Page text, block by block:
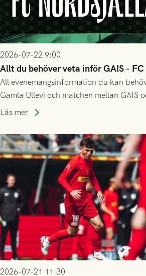
2026-07-22 9:00
Allt du behöver veta inför GAIS -
All evenemangsinformation du kan
Gamla Ullevi och matchen mellan GAIS
kvalet till Conference League! Avspark kl
Läs mer
2026-07-21 11:30